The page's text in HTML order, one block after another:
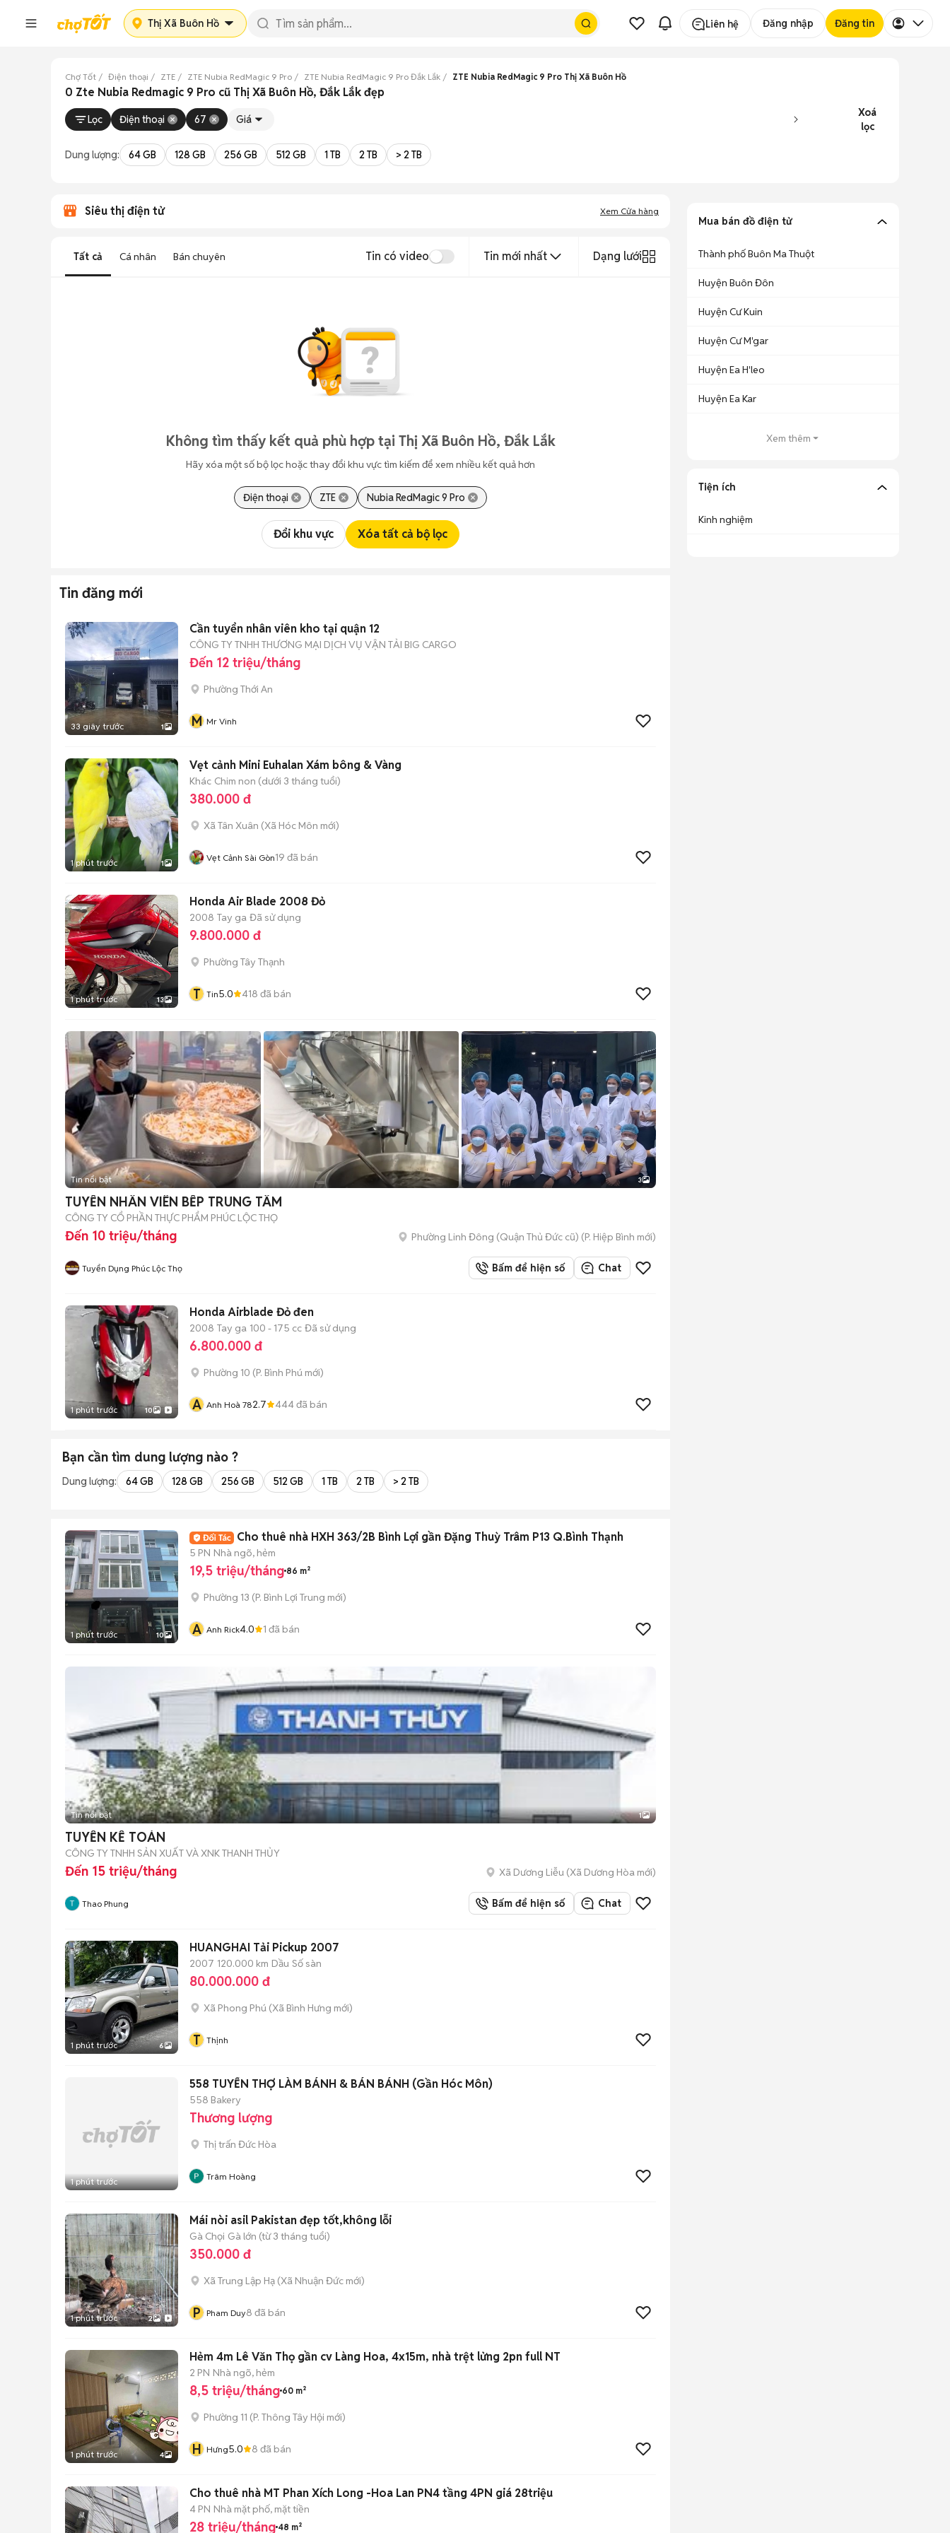
Thị Xã Buôn Hồ Liên hệ Đăng nhập Đăng tin
Chợ Tốt Điện thoại ZTE ZTE Nubia RedMagic 9 Pro ZTE Nubia RedMagic 9 Pro Đắk Lắk ZTE Nubia RedMagic 9 Pro Thị Xã Buôn Hồ
0 Zte Nubia Redmagic 9 Pro cũ Thị Xã Buôn Hồ, Đắk Lắk đẹp
Lọc Điện thoại 67 Giá
Xoá
lọc
Dung lượng: 64 GB 128 GB 256 GB 512 GB 1 TB 2 TB > 2 TB
Siêu thị điện tử Xem Cửa hàng
Tất cả Cá nhân Bán chuyên Tin có video Tin mới nhất Dạng lưới
Không tìm thấy kết quả phù hợp tại Thị Xã Buôn Hồ, Đắk Lắk
Hãy xóa một số bộ lọc hoặc thay đổi khu vực tìm kiếm để xem nhiều kết quả hơn
Điện thoại ZTE Nubia RedMagic 9 Pro
Đổi khu vực Xóa tất cả bộ lọc
Tin đăng mới
33 giây trước 1
Cần tuyển nhân viên kho tại quận 12
CÔNG TY TNHH THƯƠNG MẠI DỊCH VỤ VẬN TẢI BIG CARGO
Đến 12 triệu/tháng
Phường Thới An
M Mr Vinh
1 phút trước 1
Vẹt cảnh Mini Euhalan Xám bông & Vàng
Khác Chim non (dưới 3 tháng tuổi)
380.000 đ
Xã Tân Xuân (Xã Hóc Môn mới)
Vẹt Cảnh Sài Gòn19 đã bán
1 phút trước 13
Honda Air Blade 2008 Đỏ
2008 Tay ga Đã sử dụng
9.800.000 đ
Phường Tây Thạnh
T Tin5.0 418 đã bán
Tin nổi bật 3
TUYỂN NHÂN VIÊN BẾP TRUNG TÂM
CÔNG TY CỔ PHẦN THỰC PHẨM PHÚC LỘC THỌ
Đến 10 triệu/tháng Phường Linh Đông (Quận Thủ Đức cũ) (P. Hiệp Bình mới)
Tuyển Dụng Phúc Lộc Thọ Bấm để hiện số Chat
1 phút trước 10
Honda Airblade Đỏ đen
2008 Tay ga 100 - 175 cc Đã sử dụng
6.800.000 đ
Phường 10 (P. Bình Phú mới)
A Anh Hoà 782.7 444đã bán
Bạn cần tìm dung lượng nào ?
Dung lượng: 64 GB 128 GB 256 GB 512 GB 1 TB 2 TB > 2 TB
1 phút trước 10
Cho thuê nhà HXH 363/2B Bình Lợi gần Đặng Thuỳ Trâm P13 Q.Bình Thạnh
5 PN Nhà ngõ, hẻm
19,5 triệu/tháng 86 m²
Phường 13 (P. Bình Lợi Trung mới)
A Anh Rick4.0 1 đã bán
Tin nổi bật 1
TUYỂN KẾ TOÁN
CÔNG TY TNHH SẢN XUẤT VÀ XNK THANH THỦY
Đến 15 triệu/tháng Xã Dương Liễu (Xã Dương Hòa mới)
Thao Phung Bấm để hiện số Chat
1 phút trước 6
HUANGHAI Tải Pickup 2007
2007 120.000 km Dầu Số sàn
80.000.000 đ
Xã Phong Phú (Xã Bình Hưng mới)
T Thịnh
1 phút trước
558 TUYỂN THỢ LÀM BÁNH & BÁN BÁNH (Gần Hóc Môn)
558 Bakery
Thương lượng
Thị trấn Đức Hòa
Trâm Hoàng
1 phút trước 2
Mái nòi asil Pakistan đẹp tốt,không lỗi
Gà Chọi Gà lớn (từ 3 tháng tuổi)
350.000 đ
Xã Trung Lập Hạ (Xã Nhuận Đức mới)
P Pham Duy8 đã bán
1 phút trước 4
Hẻm 4m Lê Văn Thọ gần cv Làng Hoa, 4x15m, nhà trệt lửng 2pn full NT
2 PN Nhà ngõ, hẻm
8,5 triệu/tháng 60 m²
Phường 11 (P. Thông Tây Hội mới)
H Hưng5.0 8 đã bán
Cho thuê nhà MT Phan Xích Long -Hoa Lan PN4 tầng 4PN giá 28triệu
4 PN Nhà mặt phố, mặt tiền
28 triệu/tháng 48 m²
Mua bán đồ điện tử
Thành phố Buôn Ma Thuột
Huyện Buôn Đôn
Huyện Cư Kuin
Huyện Cư M'gar
Huyện Ea H'leo
Huyện Ea Kar
Xem thêm
Tiện ích
Kinh nghiệm